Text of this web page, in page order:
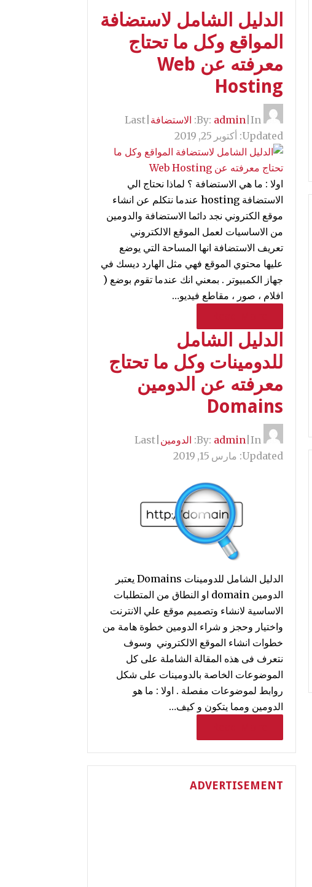
الدليل الشامل لاستضافة
المواقع وكل ما تحتاج
معرفته عن Web
Hosting
admin In: الاستضافة Last
Updated: أكتوبر 25, 2019
اولا : ما هي الاستضافة ؟ لماذا نحتاج الي
الاستضافة hosting عندما نتكلم عن انشاء
موقع الكتروني نجد دائما الاستضافة والدومين
من الاساسيات لعمل الموقع الالكتروني
تعريف الاستضافة انها المساحة التي يوضع
عليها محتوي الموقع فهي مثل الهارد ديسك في
جهاز الكمبيوتر . بمعني انك عندما تقوم بوضع (
افلام ، صور ، مقاطع فيديو…
الدليل الشامل
للدومينات وكل ما تحتاج
معرفته عن الدومين
Domains
admin In: الدومين Last
Updated: مارس 15, 2019
الدليل الشامل للدومينات Domains يعتبر
الدومين domain او النطاق من المتطلبات
الاساسية لانشاء وتصميم موقع علي الانترنت
واختيار وحجز و شراء الدومين خطوة هامة من
خطوات انشاء الموقع الالكتروني وسوف
نتعرف فى هذه المقالة الشاملة على كل
الموضوعات الخاصة بالدومينات على شكل
روابط لموضوعات مفصلة . اولا : ما هو
الدومين ومما يتكون و كيف…
ADVERTISEMENT